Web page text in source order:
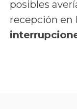
posibles
recepción en